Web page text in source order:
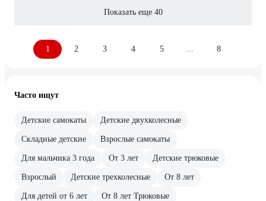
Показать еще 40
1 2 3 4 5 8
Часто ищут
Детские самокаты Детские двухколесные
Складные детские Взрослые самокаты
Для мальчика 3 года От 3 лет Детские трюковые
Взрослый Детские трехколесные От 8 лет
Для детей от 6 лет От 8 лет Трюковые